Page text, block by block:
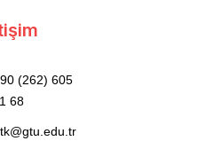
(262) 605
68